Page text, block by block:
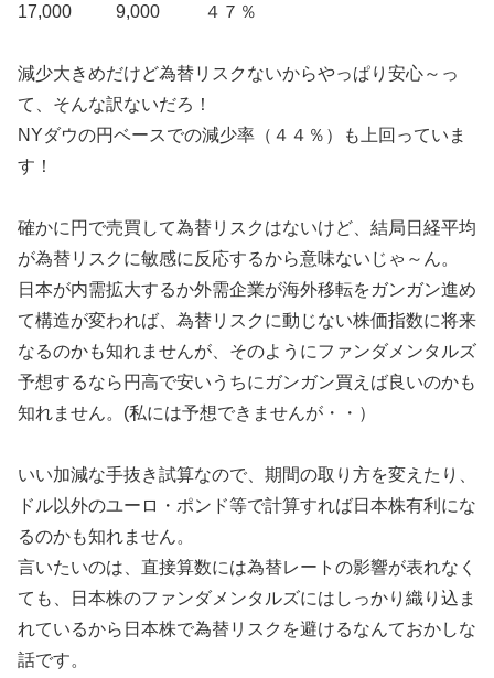
17,000 9,000 ４７％
減少大きめだけど為替リスクないからやっぱり安心～っ
て、そんな訳ないだろ！
NYダウの円ベースでの減少率（４４％）も上回っていま
す！
確かに円で売買して為替リスクはないけど、結局日経平均
が為替リスクに敏感に反応するから意味ないじゃ～ん。
日本が内需拡大するか外需企業が海外移転をガンガン進め
て構造が変われば、為替リスクに動じない株価指数に将来
なるのかも知れませんが、そのようにファンダメンタルズ
予想するなら円高で安いうちにガンガン買えば良いのかも
知れません。(私には予想できませんが・・）
いい加減な手抜き試算なので、期間の取り方を変えたり、
ドル以外のユーロ・ポンド等で計算すれば日本株有利にな
るのかも知れません。
言いたいのは、直接算数には為替レートの影響が表れなく
ても、日本株のファンダメンタルズにはしっかり織り込ま
れているから日本株で為替リスクを避けるなんておかしな
話です。